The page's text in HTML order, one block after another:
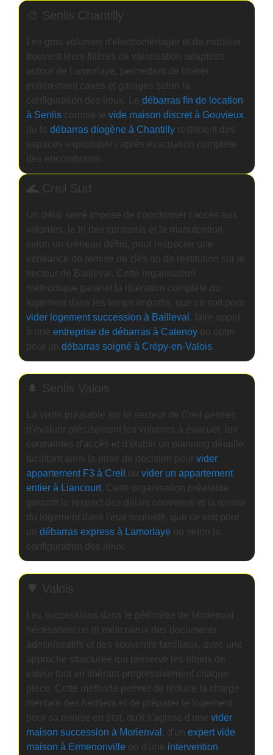
🎨 Senlis Chantilly
Les gros volumes d'électroménager et de mobilier
trouvent leurs filières de valorisation adaptées
autour de Lamorlaye, permettant de libérer
entièrement caves et garages selon la
configuration des lieux. Le débarras fin de location
à Senliscomme le vide maison discret à Gouvieux
ou le débarras diogène à Chantillyrestituent des
espaces exploitables après évacuation complète
des encombrants.
🌊 Creil Sud
Un délai serré impose de coordonner l'accès aux
volumes, le tri des contenus et la manutention
selon un créneau défini, pour respecter une
échéance de remise de clés ou de restitution sur le
secteur de Bailleval. Cette organisation
méthodique garantit la libération complète du
logement dans les temps impartis, que ce soit pour
vider logement succession à Bailleval , faire appel
à une entreprise de débarras à Catenoyou opter
pour un débarras soigné à Crépy-en-Valois.
🌲 Senlis Valois
La visite préalable sur le secteur de Creil permet
d'évaluer précisément les volumes à évacuer, les
contraintes d'accès et d'établir un planning détaillé,
facilitant ainsi la prise de décision pour vider
appartement F3 à Creil ou vider un appartement
entier à Liancourt. Cette organisation préalable
garantit le respect des délais convenus et la remise
du logement dans l'état souhaité, que ce soit pour
débarras express à Lamorlayeou selon la
configuration des lieux.
🌳 Valois
Les successions dans le périmètre de Morienval
nécessitent un tri méticuleux des documents
administratifs et des souvenirs familiaux, avec une
approche structurée qui préserve les objets de
valeur tout en libérant progressivement chaque
pièce. Cette méthode permet de réduire la charge
mentale des héritiers et de préparer le logement
pour sa remise en état, qu'il s'agisse d'une vider
maison succession à Morienval , d'un expert vide
maison à Ermenonvilleou d'une intervention